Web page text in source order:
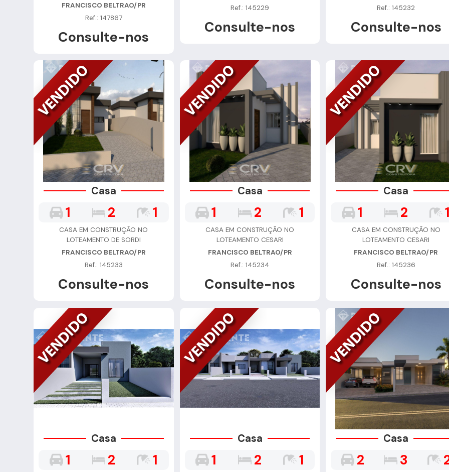
FRANCISCO BELTRAO/PR
Ref.: 147867
Consulte-nos
Ref.: 145229
Consulte-nos
Ref.: 145232
Consulte-nos
Casa
1 2 1
CASA EM CONSTRUÇÃO NO
LOTEAMENTO DE SORDI
FRANCISCO BELTRAO/PR
Ref.: 145233
Consulte-nos
Casa
1 2 1
CASA EM CONSTRUÇÃO NO
LOTEAMENTO CESARI
FRANCISCO BELTRAO/PR
Ref.: 145234
Consulte-nos
Casa
1 2
CASA EM CONSTRUÇÃO NO
LOTEAMENTO CESARI
FRANCISCO BELTRAO/PR
Ref.: 145236
Consulte-nos
Casa
1 2 1
Casa
1 2 1
Casa
2 3